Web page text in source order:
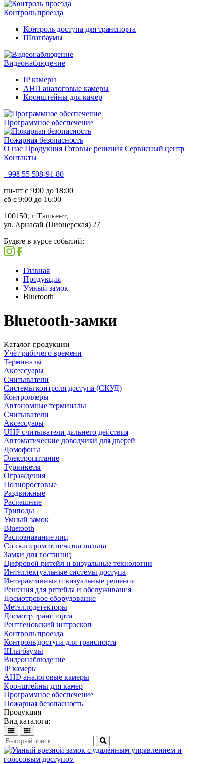
Контроль проезда
Контроль доступа для транспорта
Шлагбаумы
Видеонаблюдение
IP камеры
AHD аналоговые камеры
Кронштейны для камер
Программное обеспечение
Пожарная безопасность
О нас Продукция Готовые решения Сервисный центр
Контакты
+998 55 508-91-80
пн-пт с 9:00 до 18:00
сб с 9:00 до 16:00
100150, г. Ташкент,
ул. Арнасай (Пионерская) 27
Будьте в курсе событий:
Главная
Продукция
Умный замок
Bluetooth
Bluetooth-замки
Каталог продукции
Учёт рабочего времени
Терминалы
Аксессуары
Считыватели
Системы контроля доступа (СКУД)
Контроллеры
Автономные терминалы
Считыватели
Аксессуары
UHF считыватели дальнего действия
Автоматические доводчики для дверей
Домофоны
Электропитание
Турникеты
Ограждения
Полноростовые
Раздвижные
Распашные
Триподы
Умный замок
Bluetooth
Распознавание лиц
Со сканером отпечатка пальца
Замки для гостиниц
Цифровой ритейл и визуальные технологии
Интеллектуальные системы доступа
Интерактивные и визуальные решения
Решения для ритейла и обслуживания
Досмотровое оборудование
Металлодетекторы
Досмотр транспорта
Рентгеновский интроскоп
Контроль проезда
Контроль доступа для транспорта
Шлагбаумы
Видеонаблюдение
IP камеры
AHD аналоговые камеры
Кронштейны для камер
Программное обеспечение
Пожарная безопасность
Продукция
Вид каталога: